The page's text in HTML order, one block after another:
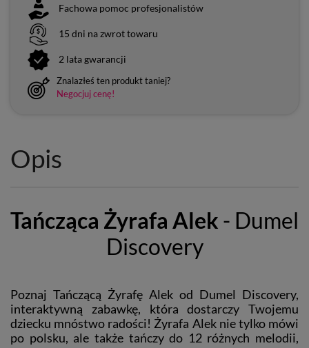
Fachowa pomoc profesjonalistów
15 dni na zwrot towaru
2 lata gwarancji
Znalazłeś ten produkt taniej?
Negocjuj cenę!
Opis
Tańcząca Żyrafa Alek - Dumel
Discovery
Poznaj Tańczącą Żyrafę Alek od Dumel Discovery,
interaktywną zabawkę, która dostarczy Twojemu
dziecku mnóstwo radości! Żyrafa Alek nie tylko mówi
po polsku, ale także tańczy do 12 różnych melodii,